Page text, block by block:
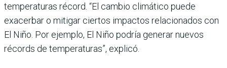
temperaturas récord. “El cambio climático puede
exacerbar o mitigar ciertos impactos relacionados con
El Niño. Por ejemplo, El Niño podría generar nuevos
récords de temperaturas”, explicó.